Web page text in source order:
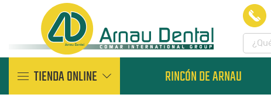
TIENDA ONLINE RINCÓN DE ARNAU